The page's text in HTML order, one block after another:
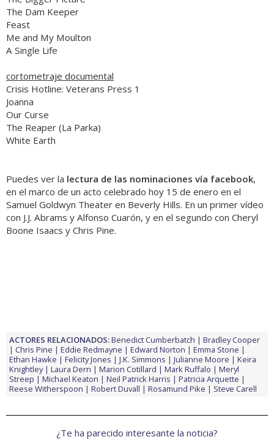
The Dam Keeper
Feast
Me and My Moulton
A Single Life
cortometraje documental
Crisis Hotline: Veterans Press 1
Joanna
Our Curse
The Reaper (La Parka)
White Earth
Puedes ver la lectura de las nominaciones vía facebook,
en el marco de un acto celebrado hoy 15 de enero en el
Samuel Goldwyn Theater en Beverly Hills. En un primer vídeo
con J.J. Abrams y Alfonso Cuarón, y en el segundo con Cheryl
Boone Isaacs y Chris Pine.
ACTORES RELACIONADOS:Benedict Cumberbatch
Bradley Cooper
Chris Pine
Eddie Redmayne Edward Norton
Emma Stone
Ethan Hawke
Felicity Jones J.K. Simmons Julianne Moore
Keira
Knightley
Laura Dern Marion Cotillard Mark Ruffalo
Meryl
Streep
Michael Keaton Neil Patrick Harris
Patricia Arquette
Reese Witherspoon
Robert Duvall Rosamund Pike Steve Carell
¿Te ha parecido interesante la noticia?